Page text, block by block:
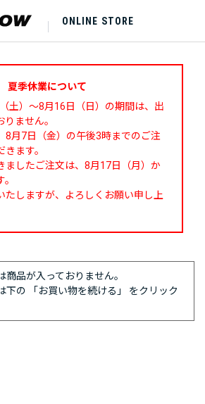
ONLINE STORE
夏季休業について
土）～8月16日（日）の期間は、出
ません。
8月7日（金）の午後3時までのご注
ます。
ましたご注文は、8月17日（月）か
たしますが、よろしくお願い申し上
品が入っておりません。
下の 「お買い物を続ける」 をクリック